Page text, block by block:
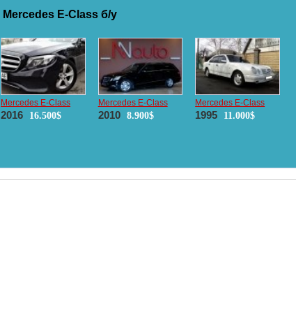
Mercedes E-Class б/у
Mercedes E-Class
2016 16.500$
Mercedes E-Class
2010 8.900$
Mercedes E-Class
1995 11.000$